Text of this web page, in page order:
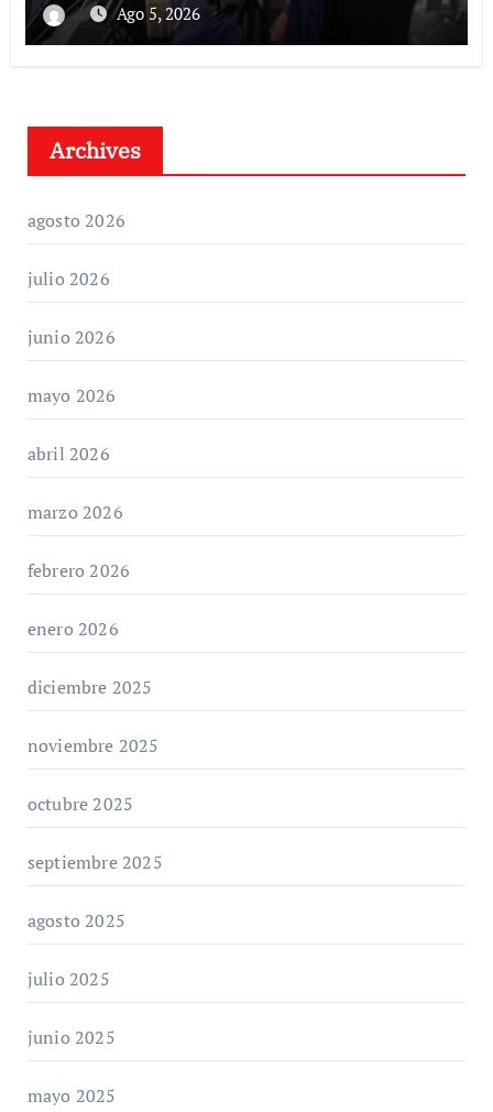
Ago 5, 2026
Archives
agosto 2026
julio 2026
junio 2026
mayo 2026
abril 2026
marzo 2026
febrero 2026
enero 2026
diciembre 2025
noviembre 2025
octubre 2025
septiembre 2025
agosto 2025
julio 2025
junio 2025
mayo 2025